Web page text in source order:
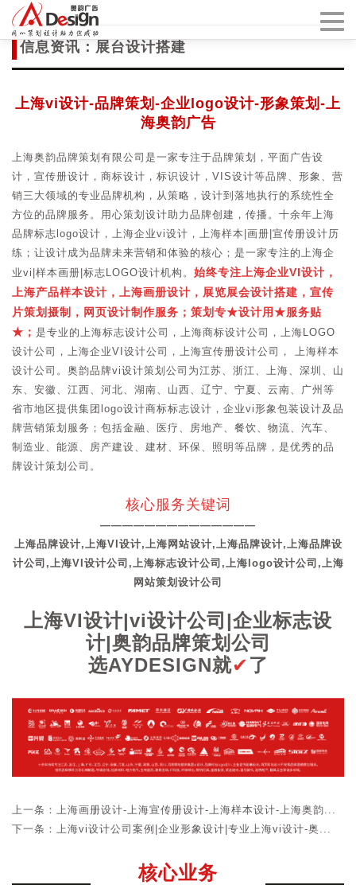
信息资讯：展台设计搭建
上海vi设计-品牌策划-企业logo设计-形象策划-上
海奥韵广告
上海奥韵品牌策划有限公司是一家专注于品牌策划，平面广告设
计，宣传册设计，商标设计，标识设计，VIS设计等品牌、形象、营
销三大领域的专业品牌机构，从策略，设计到落地执行的系统性全
方位的品牌服务。用心策划设计助力品牌创建，传播。十余年上海
品牌标志logo设计，上海企业vi设计，上海样本|画册|宣传册设计历
练；让设计成为品牌未来营销和体验的核心；是一家专注的上海企
业vi|样本画册|标志LOGO设计机构。 始终专注上海企业VI设计，
上海产品样本设计，上海画册设计，展览展会设计搭建，宣传
片策划摄制，网页设计制作服务；策划专★设计用★服务贴
★； 是专业的上海标志设计公司，上海商标设计公司，上海LOGO
设计公司，上海企业VI设计公司，上海宣传册设计公司， 上海样本
设计公司。奥韵品牌vi设计策划公司为江苏、浙江、上海、深圳、山
东、安徽、江西、河北、湖南、山西、辽宁、宁夏、云南、广州等
省市地区提供集团logo设计商标标志设计，企业vi形象包装设计及品
牌营销策划服务；包括金融、医疗、房地产、餐饮、物流、汽车、
制造业、能源、房产建设、建材、环保、照明等品牌，是优秀的品
牌设计策划公司。
核心服务关键词
——————————————
上海品牌设计,上海VI设计,上海网站设计,上海品牌设计,上海品牌设
计公司,上海VI设计公司,上海标志设计公司,上海logo设计公司,上海
网站策划设计公司
上海VI设计|vi设计公司|企业标志设
计|奥韵品牌策划公司
选AYDESIGN就✔了
上一条：上海画册设计-上海宣传册设计-上海样本设计-上海奥韵...
下一条：上海vi设计公司案例|企业形象设计|专业上海vi设计-奥...
核心业务